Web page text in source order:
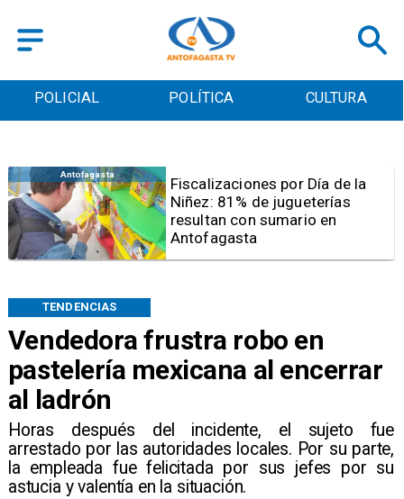
POLICIAL POLÍTICA CULTURA
Vendedora frustra robo en
pastelería mexicana al encerrar
al ladrón
Horas después del incidente, el sujeto fue
arrestado por las autoridades locales. Por su parte,
la empleada fue felicitada por sus jefes por su
astucia y valentía en la situación.
TENDENCIAS
Antofagasta
Tribunal frena opción de pena
mixta para Karen Rojo por ahora